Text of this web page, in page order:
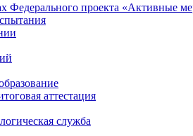
Федерального проекта «Активные
аттестация
служба